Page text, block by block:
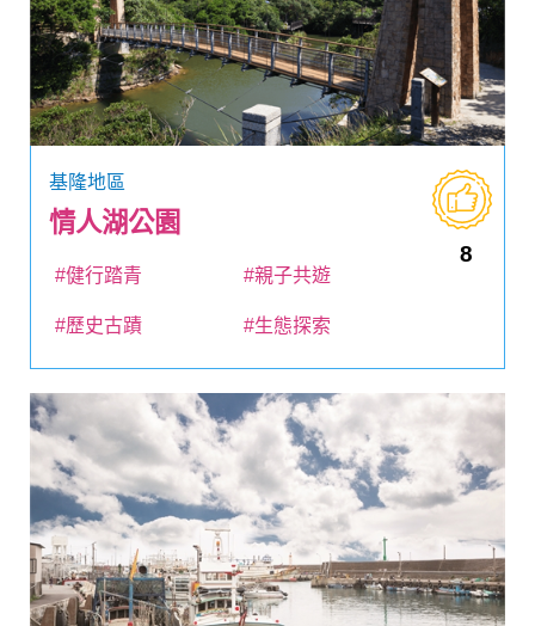
基隆地區
情人湖公園
8
#健行踏青 #親子共遊
#歷史古蹟 #生態探索